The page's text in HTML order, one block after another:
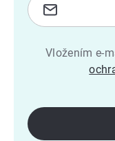
Vložením e-